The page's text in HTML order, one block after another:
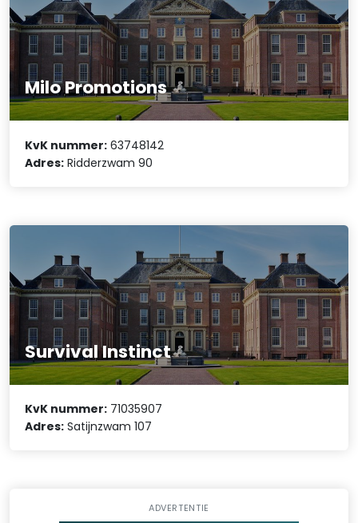
Milo Promotions
KvK nummer: 63748142
Adres: Ridderzwam 90
Survival Instinct
KvK nummer: 71035907
Adres: Satijnzwam 107
ADVERTENTIE